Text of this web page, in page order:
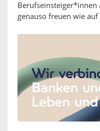
Berufseinsteiger*innen
genauso freuen wie